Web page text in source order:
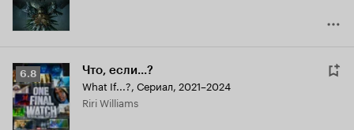
Рейтинг
Кинопоиска
6.8
6.8 Что, если...?
What If...?, Сериал, 2021–2024
Riri Williams